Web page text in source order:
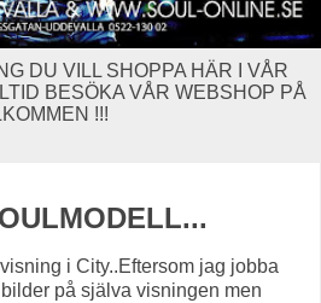
DU VILL SHOPPA HÄR I VÅR
BESÖKA VÅR WEBSHOP PÅ
!!!
i City..Eftersom jag jobba
på själva visningen men